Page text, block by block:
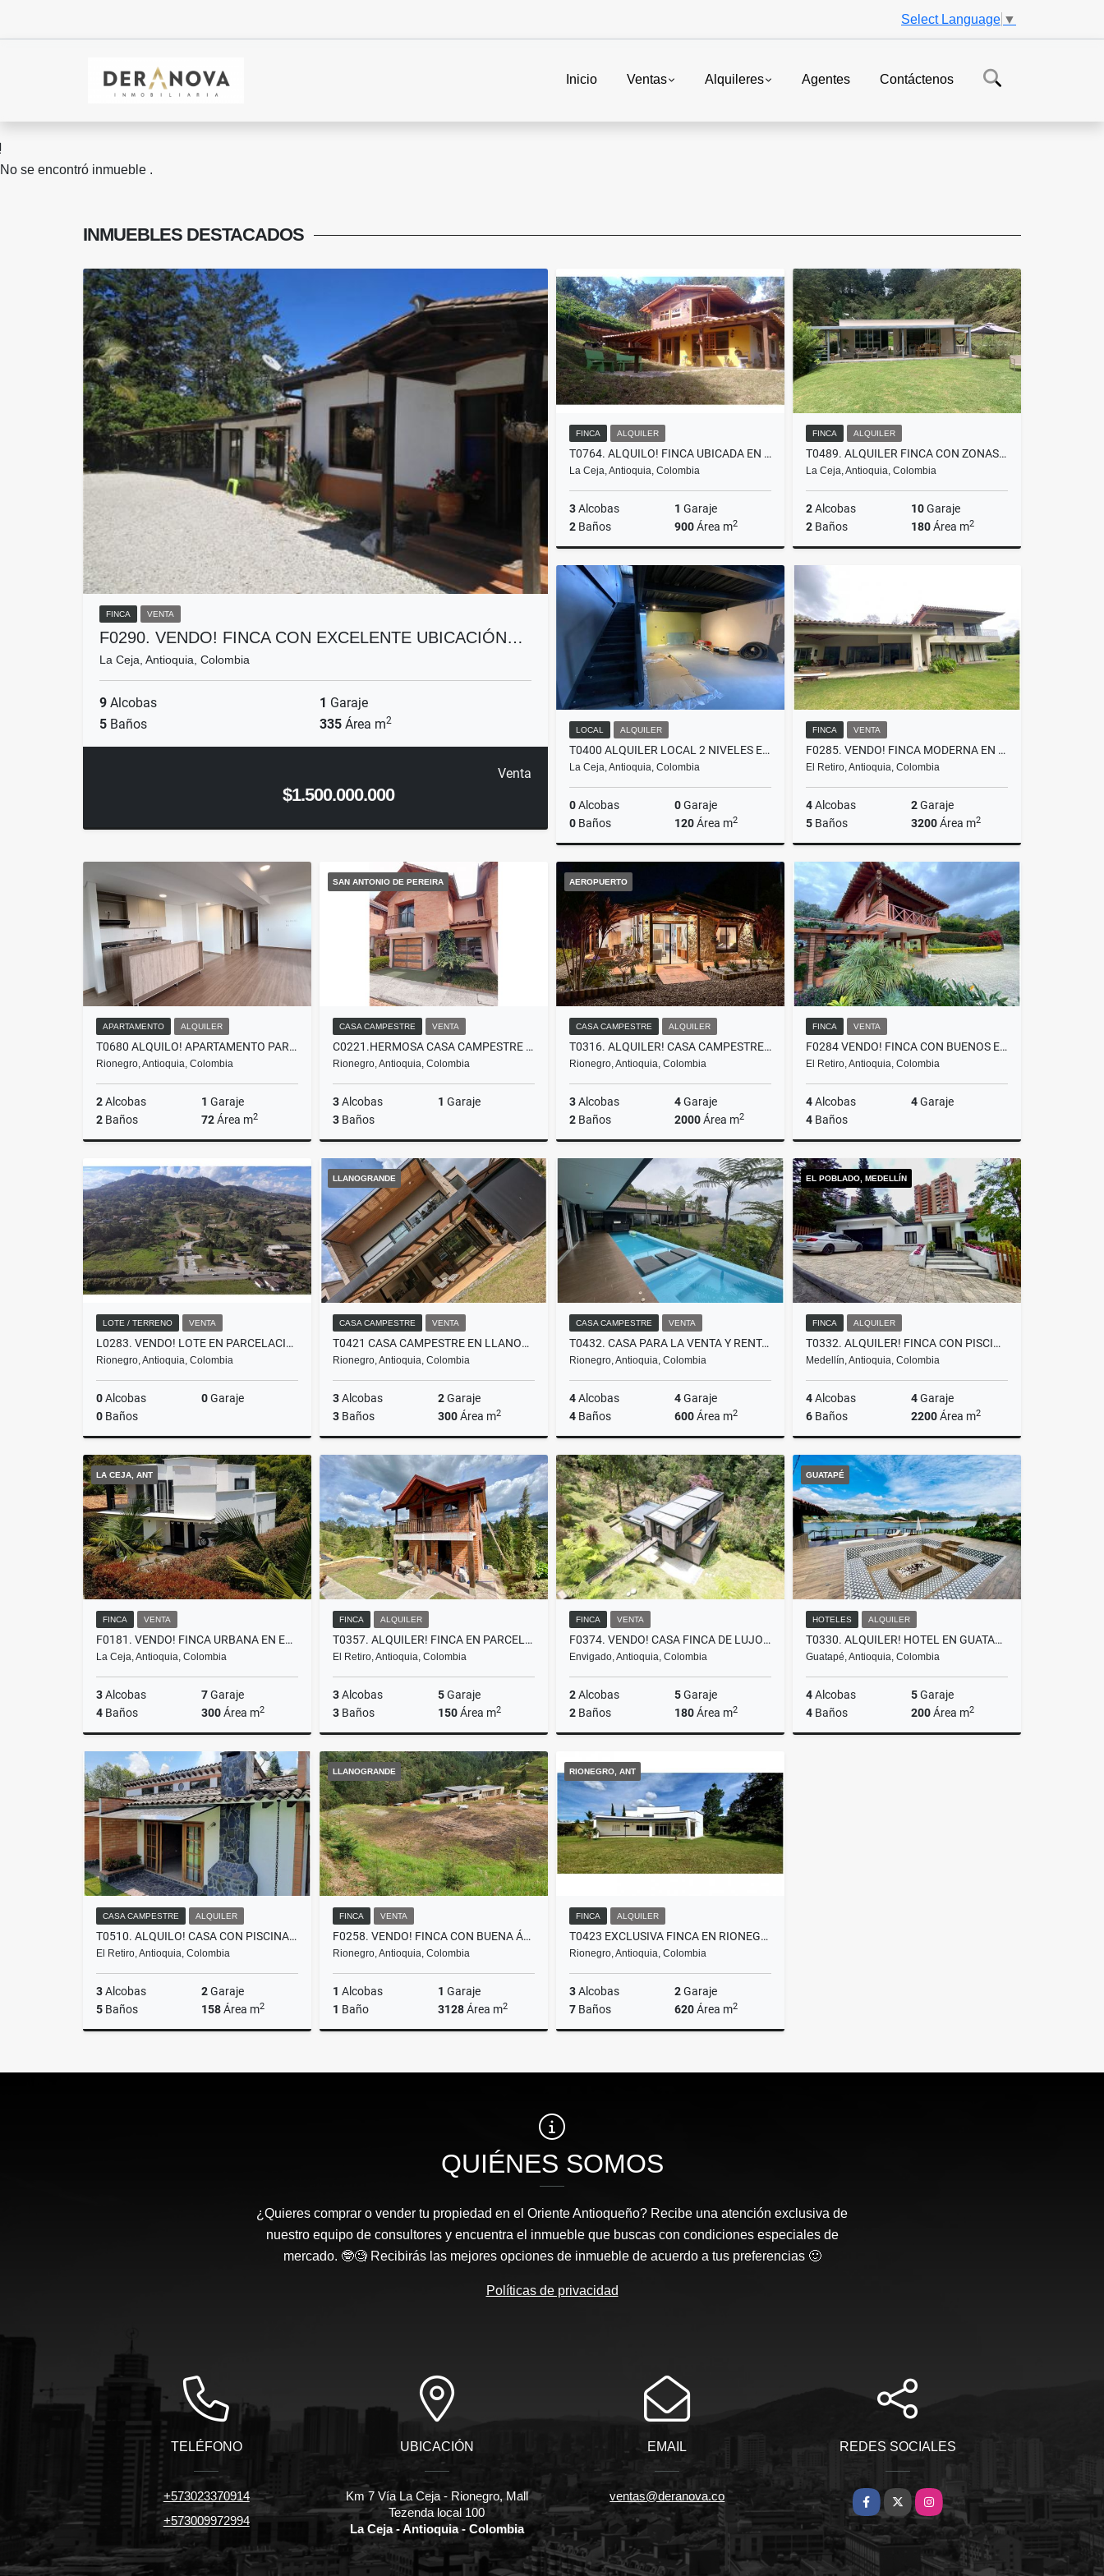
Select Language ▼
Inicio Ventas Alquileres Agentes Contáctenos
No se encontró inmueble .
INMUEBLES DESTACADOS
FINCA VENTA
F0290. VENDO! FINCA CON EXCELENTE UBICACIÓN…
La Ceja, Antioquia, Colombia
9 Alcobas 1 Garaje
5 Baños 335 Área m2
Venta
$1.500.000.000
FINCA ALQUILER
T0764. ALQUILO! FINCA UBICADA EN PARCELACIÓN DEL YARUMO EN LA CEJA
La Ceja, Antioquia, Colombia
3Alcobas 1 Garaje
2 Baños 900Área m2
Alquiler
$3.900.000
FINCA ALQUILER
T0489. ALQUILER FINCA CON ZONAS VERDES
La Ceja, Antioquia, Colombia
2Alcobas 10Garaje
2 Baños 180Área m2
LOCAL ALQUILER
T0400 ALQUILER LOCAL 2 NIVELES EN MALL COMERCIAL CON POTENCIAL LA CEJA
La Ceja, Antioquia, Colombia
0Alcobas 0Garaje
0 Baños 120Área m2
Alquiler
$5.000.000
FINCA VENTA
F0285. VENDO! FINCA MODERNA EN PARCELACIÓN EXCLUSIVA UBICADA EL RETIRO
El Retiro, Antioquia, Colombia
4Alcobas 2Garaje
5 Baños 3200Área m2
Venta
$3.600.000.000
APARTAMENTO ALQUILER
T0680 ALQUILO! APARTAMENTO PARA ESTRENAR EN UNIDAD CERRADA EN RIONEGRO
Rionegro, Antioquia, Colombia
2Alcobas 1 Garaje
2 Baños 72Área m2
Alquiler
$2.400.000
SAN ANTONIO DE PEREIRA
CASA CAMPESTRE VENTA
C0221.HERMOSA CASA CAMPESTRE EN UNIDAD, SAN ANTONIO DE PEREIRA
Rionegro, Antioquia, Colombia
3Alcobas 1 Garaje
3 Baños
Venta
$770.000.000
AEROPUERTO
CASA CAMPESTRE ALQUILER
T0316. ALQUILER! CASA CAMPESTRE AMOBLADA CERCA AL AEROPUERTO
Rionegro, Antioquia, Colombia
3Alcobas 4Garaje
2 Baños 2000Área m2
Alquiler
$12.500.000
FINCA VENTA
F0284 VENDO! FINCA CON BUENOS ESPACIOS UBICACIÓN RESIDENCIAL EL RETIRO
El Retiro, Antioquia, Colombia
4Alcobas 4Garaje
4 Baños
Venta
$2.700.000.000
LOTE / TERRENO VENTA
L0283. VENDO! LOTE EN PARCELACIÓN DE ALTA VALORIZACIÓN EN RIONEGRO
Rionegro, Antioquia, Colombia
0Alcobas 0Garaje
0 Baños
Venta
$750.000.000
LLANOGRANDE
CASA CAMPESTRE VENTA
T0421 CASA CAMPESTRE EN LLANOGRANDE, ANTIOQUIA
Rionegro, Antioquia, Colombia
3Alcobas 2Garaje
3 Baños 300Área m2
Venta
$2.400.000.000
Alquiler
$12.000.000
CASA CAMPESTRE VENTA
T0432. CASA PARA LA VENTA Y RENTA EN RIONEGRO TABLAZO AMOBLADA
Rionegro, Antioquia, Colombia
4Alcobas 4Garaje
4 Baños 600Área m2
Venta
$15.000.000.000
Alquiler
$30.000.000
EL POBLADO, MEDELLÍN
FINCA ALQUILER
T0332. ALQUILER! FINCA CON PISCINA Y EXCELENTE UBICACIÓN EL POBLADO
Medellín, Antioquia, Colombia
4Alcobas 4Garaje
6 Baños 2200Área m2
Alquiler
$30.000.000
LA CEJA, ANT
FINCA VENTA
F0181. VENDO! FINCA URBANA EN EXCELENTE AMBIENTE CAMPESTRE LA CEJA
La Ceja, Antioquia, Colombia
3Alcobas 7Garaje
4 Baños 300Área m2
Venta
$1.120.000.000
FINCA ALQUILER
T0357. ALQUILER! FINCA EN PARCELACIÓN A 5 MTOS DE EL RETIRO
El Retiro, Antioquia, Colombia
3Alcobas 5Garaje
3 Baños 150Área m2
Alquiler
$7.000.000
FINCA VENTA
F0374. VENDO! CASA FINCA DE LUJO SECTOR ESCOBERO, ENVIGADO
Envigado, Antioquia, Colombia
2Alcobas 5Garaje
2 Baños 180Área m2
$2.200.000.000
GUATAPÉ
HOTELES ALQUILER
T0330. ALQUILER! HOTEL EN GUATAPÉ CON ACCESO A LA REPRESA
Guatapé, Antioquia, Colombia
4Alcobas 5Garaje
4 Baños 200Área m2
CASA CAMPESTRE ALQUILER
T0510. ALQUILO! CASA CON PISCINA Y EXCELENTES ESPACIOS EN EL RETIRO
El Retiro, Antioquia, Colombia
3Alcobas 2Garaje
5 Baños 158Área m2
$6.500.000
LLANOGRANDE
FINCA VENTA
F0258. VENDO! FINCA CON BUENA ÁREA EN URBANIZACIÓN DE LLANOGRANDE
Rionegro, Antioquia, Colombia
1 Alcobas 1 Garaje
1 Baño 3128Área m2
$600.000.000
RIONEGRO, ANT
FINCA ALQUILER
T0423 EXCLUSIVA FINCA EN RIONEGRO, ANTIOQUIA
Rionegro, Antioquia, Colombia
3Alcobas 2Garaje
7 Baños 620Área m2
$15.000.000
QUIÉNES SOMOS
¿Quieres comprar o vender tu propiedad en el Oriente Antioqueño? Recibe una atención exclusiva de
nuestro equipo de consultores y encuentra el inmueble que buscas con condiciones especiales de
mercado. 🤓🧐 Recibirás las mejores opciones de inmueble de acuerdo a tus preferencias 🙂
Políticas de privacidad
TELÉFONO
+573023370914
+573009972994
UBICACIÓN
Km 7 Vía La Ceja - Rionegro, Mall
Tezenda local 100
La Ceja - Antioquia - Colombia
EMAIL
ventas@deranova.co
REDES SOCIALES
Facebook
X Instagram